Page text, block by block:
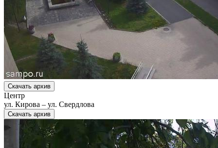
Скачать архив
Центр
ул. Кирова – ул. Свердлова
Скачать архив